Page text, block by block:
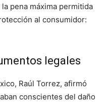
pena máxima permitida
al consumidor:
legales
Raúl Torrez, afirmó
conscientes del daño